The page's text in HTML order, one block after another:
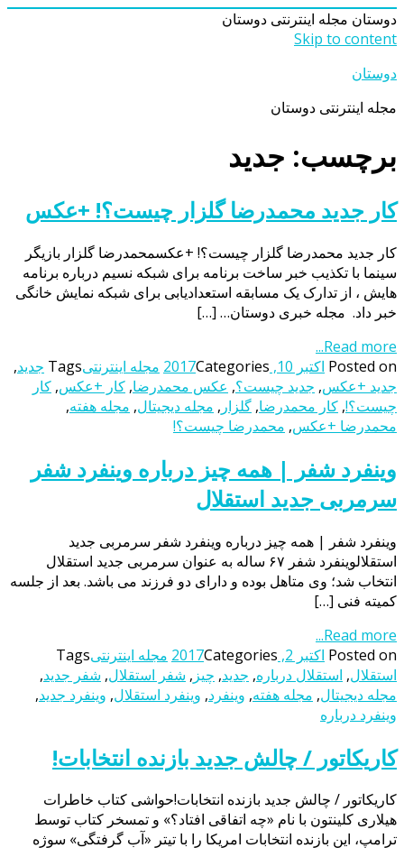
دوستان مجله اینترنتی دوستان
Skip to content
دوستان
مجله اینترنتی دوستان
برچسب: جدید
کار جدید محمدرضا گلزار چیست؟! +عکس
کار جدید محمدرضا گلزار چیست؟! +عکسمحمدرضا گلزار بازیگر
سینما با تکذیب خبر ساخت برنامه برای شبکه نسیم درباره برنامه
هایش ، از تدارک یک مسابقه استعدادیابی برای شبکه نمایش خانگی
خبر داد. مجله خبری دوستان… […]
Read more...
Posted on اکتبر 10, 2017 Categories مجله اینترنتیTags جدید,
جدید +عکس, جدید چیست؟, عکس محمدرضا, کار +عکس, کار
چیست؟!, کار محمدرضا, گلزار , مجله دیجیتال, مجله هفته,
محمدرضا +عکس, محمدرضا چیست؟!
وینفرد شفر | همه چیز درباره وینفرد شفر
سرمربی جدید استقلال
وینفرد شفر | همه چیز درباره وینفرد شفر سرمربی جدید
استقلالوینفرد شفر ۶۷ ساله به عنوان سرمربی جدید استقلال
انتخاب شد؛ وی متاهل بوده و دارای دو فرزند می باشد. بعد از جلسه
کمیته فنی […]
Read more...
Posted on اکتبر 2, 2017 Categories مجله اینترنتیTags
استقلال, استقلال درباره, جدید, چیز , شفر استقلال, شفر جدید,
مجله دیجیتال, مجله هفته, وینفرد, وینفرد استقلال, وینفرد جدید,
وینفرد درباره
کاریکاتور / چالش جدید بازنده انتخابات!
کاریکاتور / چالش جدید بازنده انتخابات!حواشی کتاب خاطرات
هیلاری کلینتون با نام «چه اتفاقی افتاد؟» و تمسخر کتاب توسط
ترامپ، این بازنده انتخابات امریکا را با تیتر «آب گرفتگی» سوژه